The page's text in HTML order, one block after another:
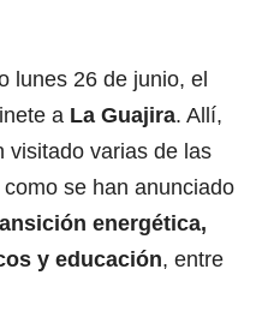
lunes 26 de junio, el
a La Guajira. Allí,
visitado varias de las
se han anunciado
energética,
y educación, entre